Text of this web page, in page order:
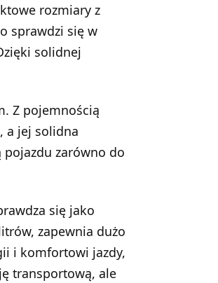
rozmiary z
sprawdzi się w
solidnej
Z pojemnością
a jej solidna
zarówno do
się jako
zapewnia dużo
i komfortowi jazdy,
transportową, ale